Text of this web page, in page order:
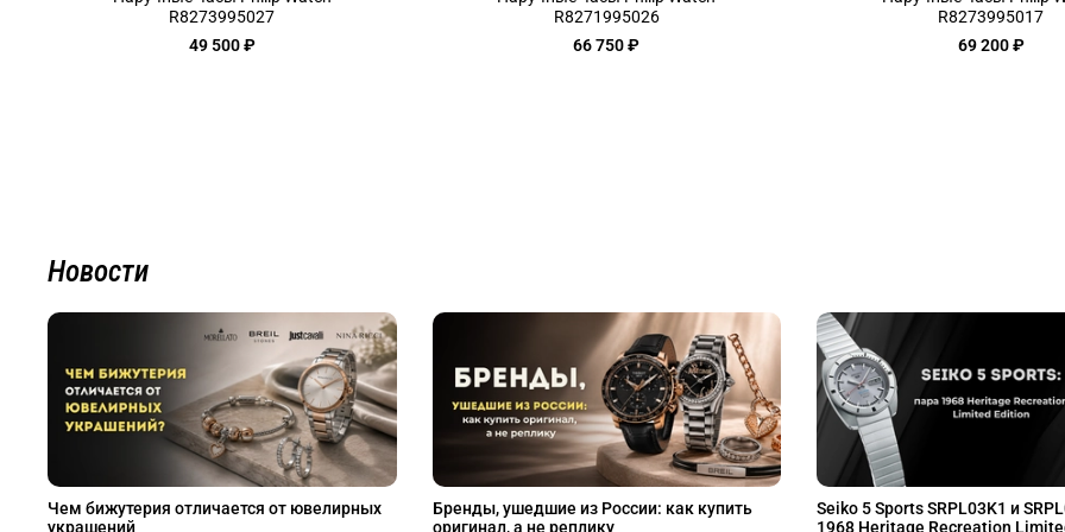
R8273995027
49 500 ₽
R8271995026
66 750 ₽
R8273995017
69 200 ₽
Новости
Чем бижутерия отличается от ювелирных
украшений
Бренды, ушедшие из России: как купить
оригинал, а не реплику
Seiko 5 Sports SRPL03K1 и
1968 Heritage Recreation